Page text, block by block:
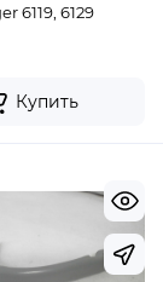
6119, 6129
Купить